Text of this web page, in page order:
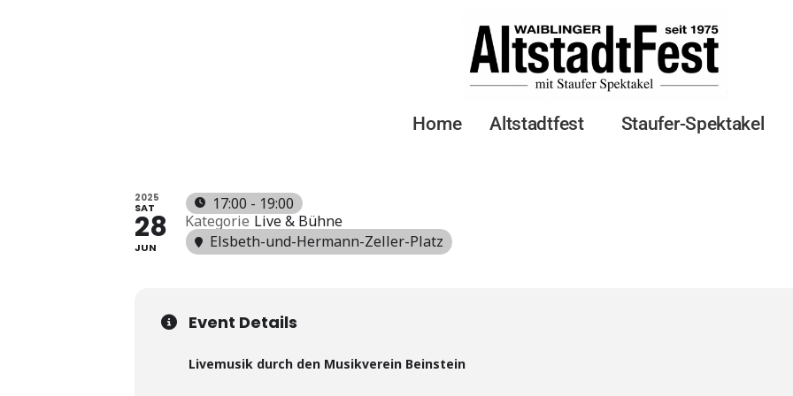
Home Altstadtfest Staufer-Spektakel
MUSIKVEREIN
2025
SAT
28
JUN
17:00 - 19:00
Kategorie Live & Bühne
Elsbeth-und-Hermann-Zeller-Platz
Event Details
Livemusik durch den Musikverein Beinstein